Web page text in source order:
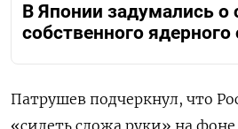
В Японии задумались о
собственного
Патрушев подчеркнул, что
«сидеть сложа руки» на